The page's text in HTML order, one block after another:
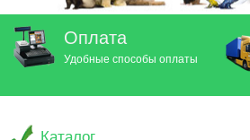
Оплата
Удобные способы оплаты